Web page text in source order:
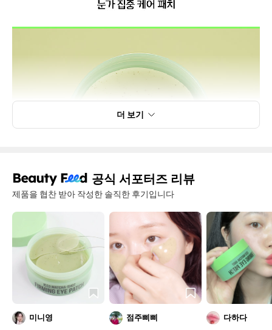
더 보기
공식 서포터즈 리뷰
제품을 협찬 받아 작성한 솔직한 후기입니다
미니영 점주삐삐 다하다